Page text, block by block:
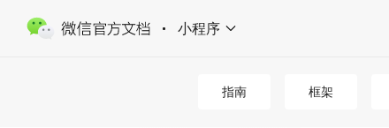
小程序
指南 框架
EditorContext.getContents
EditorContext.getSelection